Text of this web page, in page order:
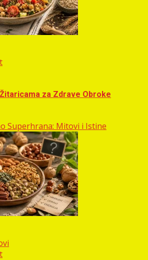
za Zdrave Obroke
Superhrana: Mitovi i Istine